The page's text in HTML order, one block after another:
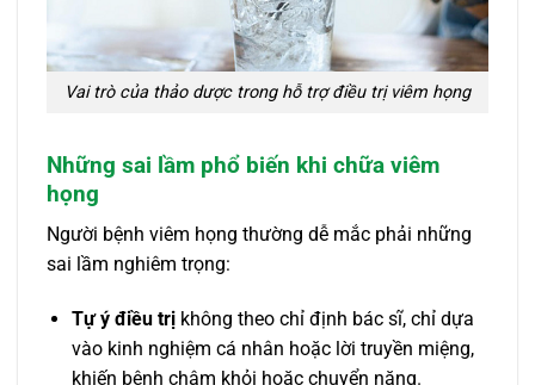
Vai trò của thảo dược trong hỗ trợ điều trị viêm họng
Những sai lầm phổ biến khi chữa viêm
họng
Người bệnh viêm họng thường dễ mắc phải những
sai lầm nghiêm trọng:
Tự ý điều trịkhông theo chỉ định bác sĩ, chỉ dựa
vào kinh nghiệm cá nhân hoặc lời truyền miệng,
khiến bệnh chậm khỏi hoặc chuyển nặng.